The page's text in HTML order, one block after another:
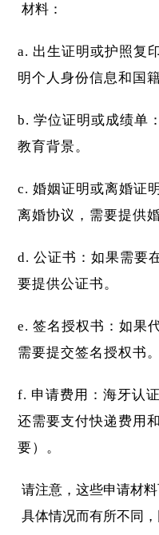
材料：
出生证明或护照复
明个人身份信息和国籍
学位证明或成绩单
教育背景。
婚姻证明或离婚证
离婚协议，需要提供
公证书：如果需要
要提供公证书。
签名授权书：如果
需要提交签名授权书。
申请费用：海牙认
还需要支付快递费用
要）。
请注意，这些申请材
具体情况而有所不同